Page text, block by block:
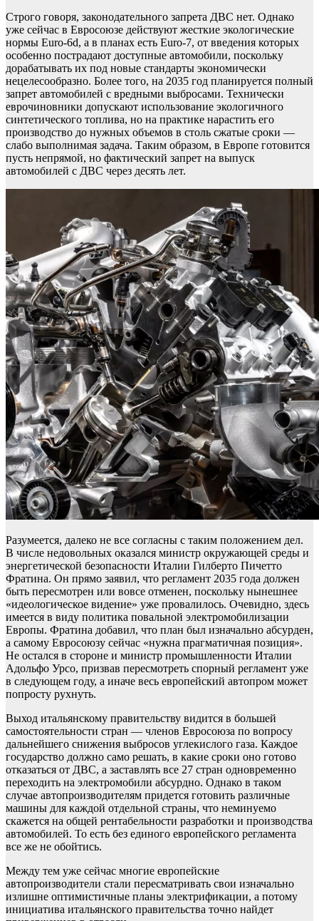
Строго говоря, законодательного запрета ДВС нет. Однако
уже сейчас в Евросоюзе действуют жесткие экологические
нормы Euro-6d, а в планах есть Euro-7, от введения которых
особенно пострадают доступные автомобили, поскольку
дорабатывать их под новые стандарты экономически
нецелесообразно. Более того, на 2035 год планируется полный
запрет автомобилей с вредными выбросами. Технически
еврочиновники допускают использование экологичного
синтетического топлива, но на практике нарастить его
производство до нужных объемов в столь сжатые сроки —
слабо выполнимая задача. Таким образом, в Европе готовится
пусть непрямой, но фактический запрет на выпуск
автомобилей с ДВС через десять лет.
Разумеется, далеко не все согласны с таким положением дел.
В числе недовольных оказался министр окружающей среды и
энергетической безопасности Италии Гилберто Пичетто
Фратина. Он прямо заявил, что регламент 2035 года должен
быть пересмотрен или вовсе отменен, поскольку нынешнее
«идеологическое видение» уже провалилось. Очевидно, здесь
имеется в виду политика повальной электромобилизации
Европы. Фратина добавил, что план был изначально абсурден,
а самому Евросоюзу сейчас «нужна прагматичная позиция».
Не остался в стороне и министр промышленности Италии
Адольфо Урсо, призвав пересмотреть спорный регламент уже
в следующем году, а иначе весь европейский автопром может
попросту рухнуть.
Выход итальянскому правительству видится в большей
самостоятельности стран — членов Евросоюза по вопросу
дальнейшего снижения выбросов углекислого газа. Каждое
государство должно само решать, в какие сроки оно готово
отказаться от ДВС, а заставлять все 27 стран одновременно
переходить на электромобили абсурдно. Однако в таком
случае автопроизводителям придется готовить различные
машины для каждой отдельной страны, что неминуемо
скажется на общей рентабельности разработки и производства
автомобилей. То есть без единого европейского регламента
все же не обойтись.
Между тем уже сейчас многие европейские
автопроизводители стали пересматривать свои изначально
излишне оптимистичные планы электрификации, а потому
инициатива итальянского правительства точно найдет